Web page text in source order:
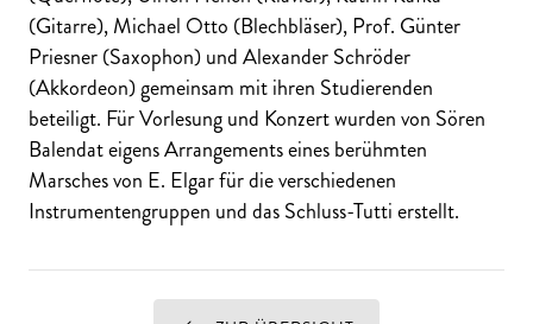
(Gitarre), Michael Otto (Blechbläser), Prof. Günter
Priesner (Saxophon) und Alexander Schröder
(Akkordeon) gemeinsam mit ihren Studierenden
beteiligt. Für Vorlesung und Konzert wurden von Sören
Balendat eigens Arrangements eines berühmten
Marsches von E. Elgar für die verschiedenen
Instrumentengruppen und das Schluss-Tutti erstellt.